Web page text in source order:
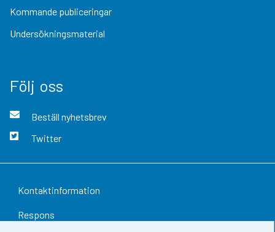
Kommande publiceringar
Undersökningsmaterial
Följ oss
Beställ nyhetsbrev
Twitter
Kontaktinformation
Respons